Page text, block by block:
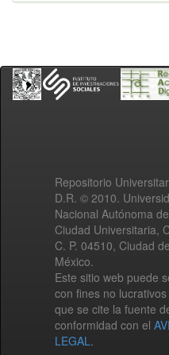
Repositorio
D.R. © 2010.
Nacional Autónoma
Ciudad Universitaria,
C. P. 04510, Ciudad
México.
Este sitio web puede
con fines no
que se cite la fuente
conformidad con el
LEGAL.